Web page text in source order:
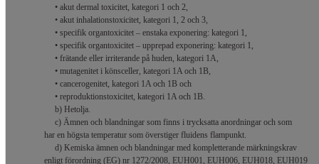
• akut dermal toxicitet, kategori 1 och 2,
• akut inhalationstoxicitet, kategori 1, 2 och 3,
• specifik organtoxicitet – enstaka exponering: kategori 1,
• specifik organtoxicitet – upprepad exponering: kategori 1,
• frätande eller irriterande på huden, kategori 1A,
• mutagenitet i könsceller, kategori 1A och 1B,
• cancerogenitet, kategori 1A och 1B och
• reproduktionstoxicitet, kategori 1A och 1B.
b) Hetolja.
c) Ämnen och blandningar som finns i trycksatta anordningar och som
har en högsta temperatur som överstiger fluidens flampunkt.
d) Kemiska ämnen och blandningar med kompletterande märkningskrav
enligt förordning (EG) nr 1272/2008, EUH001, EUH006, EUH018, EUH019